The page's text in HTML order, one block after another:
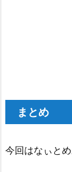
まとめ
今回はなぃと